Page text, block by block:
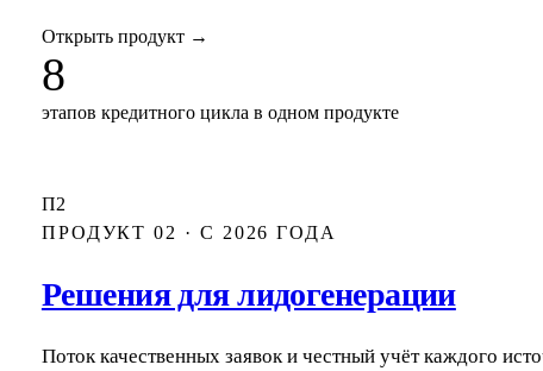
Открыть продукт →
8
этапов кредитного цикла в одном продукте
П2
ПРОДУКТ 02 · С 2026 ГОДА
Решения для лидогенерации
Поток качественных заявок и честный учёт каждого